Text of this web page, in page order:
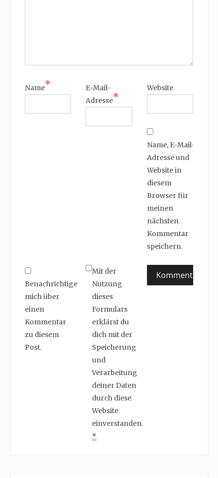
Name*
E-Mail-
Adresse*
Website
Name, E-Mail-
Adresse und
Website in
diesem
Browser für
meinen
nächsten
Kommentar
speichern.
Benachrichtige
mich über
einen
Kommentar
zu diesem
Post.
Mit der
Nutzung
dieses
Formulars
erklärst du
dich mit der
Speicherung
und
Verarbeitung
deiner Daten
durch diese
Website
einverstanden.
*